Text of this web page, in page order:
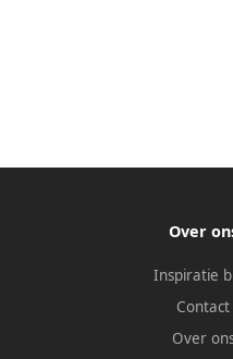
Over
Inspiratie
Contact
Over